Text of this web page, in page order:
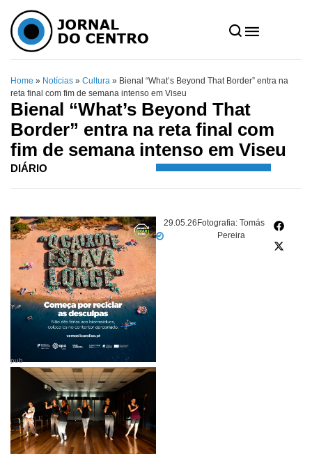
Home » Notícias » Cultura » Bienal “What’s Beyond That Border” entra na
reta final com fim de semana intenso em Viseu
Bienal “What’s Beyond That
Border” entra na reta final com
fim de semana intenso em Viseu
DIÁRIO
29.05.26 Fotografia: Tomás
Pereira
pub